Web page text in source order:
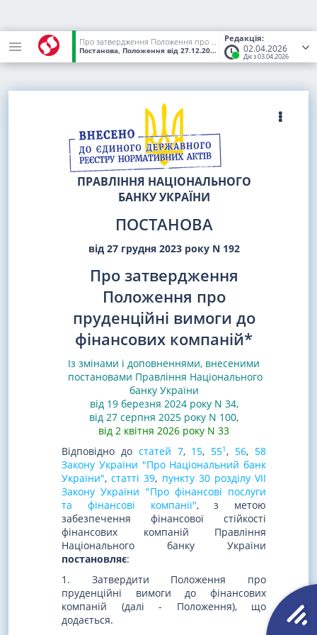
Редакція:
02.04.2026
Діє з 03.04.2026
Про затвердження Положення про пруденційні вимоги до фінансових компаній
Постанова, Положення від 27.12.2023 № 192 (Статус:Чинний)
ПРАВЛІННЯ НАЦІОНАЛЬНОГО
БАНКУ УКРАЇНИ
ПОСТАНОВА
від 27 грудня 2023 року N 192
Про затвердження
Положення про
пруденційні вимоги до
фінансових компаній*
Із змінами і доповненнями, внесеними
постановами Правління Національного
банку України
від 19 березня 2024 року N 34,
від 27 серпня 2025 року N 100,
від 2 квітня 2026 року N 33
Відповідно до статей 7, 15, 551, 56, 58
Закону України "Про Національний банк
України",статті 39, пункту 30 розділу VII
Закону України "Про фінансові послуги
та фінансові компанії", з метою
забезпечення фінансової стійкості
фінансових компаній Правління
Національного банку України
постановляє:
1. Затвердити Положення про
пруденційні вимоги до фінансових
компаній (далі - Положення), що
додається.